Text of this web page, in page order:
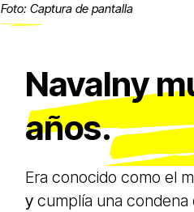
Foto: Captura de pantalla
Navalny
años.
Era conocido como el
y cumplía una condena